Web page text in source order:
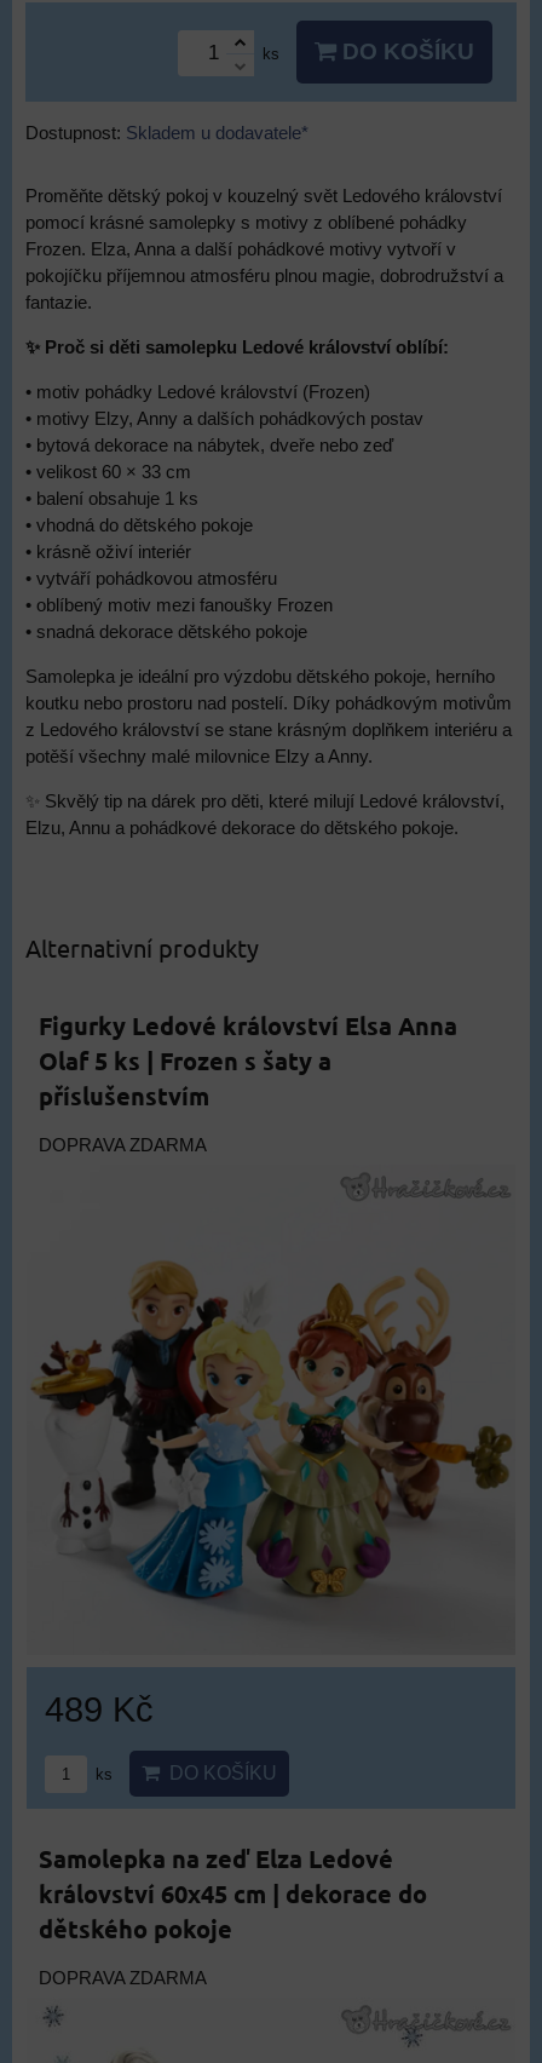
ks DO KOŠÍKU
Dostupnost: Skladem u dodavatele*
Proměňte dětský pokoj v kouzelný svět Ledového království
pomocí krásné samolepky s motivy z oblíbené pohádky
Frozen. Elza, Anna a další pohádkové motivy vytvoří v
pokojíčku příjemnou atmosféru plnou magie, dobrodružství a
fantazie.
✨ Proč si děti samolepku Ledové království oblíbí:
• motiv pohádky Ledové království (Frozen)
• motivy Elzy, Anny a dalších pohádkových postav
• bytová dekorace na nábytek, dveře nebo zeď
• velikost 60 × 33 cm
• balení obsahuje 1 ks
• vhodná do dětského pokoje
• krásně oživí interiér
• vytváří pohádkovou atmosféru
• oblíbený motiv mezi fanoušky Frozen
• snadná dekorace dětského pokoje
Samolepka je ideální pro výzdobu dětského pokoje, herního
koutku nebo prostoru nad postelí. Díky pohádkovým motivům
z Ledového království se stane krásným doplňkem interiéru a
potěší všechny malé milovnice Elzy a Anny.
✨ Skvělý tip na dárek pro děti, které milují Ledové království,
Elzu, Annu a pohádkové dekorace do dětského pokoje.
Alternativní produkty
Figurky Ledové království Elsa Anna
Olaf 5 ks | Frozen s šaty a
příslušenstvím
DOPRAVA ZDARMA
489 Kč
ks DO KOŠÍKU
Samolepka na zeď Elza Ledové
království 60x45 cm | dekorace do
dětského pokoje
DOPRAVA ZDARMA